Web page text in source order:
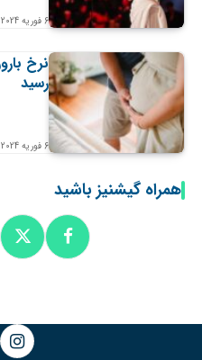
6 فوریه 2024
نرخ
رسید
6 فوریه 2024
همراه گیشنیز باشید